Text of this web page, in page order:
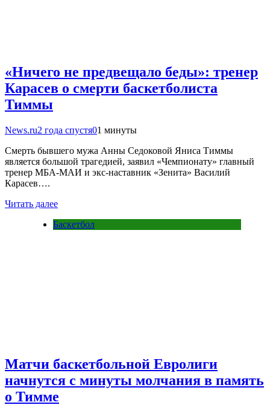
«Ничего не предвещало беды»: тренер
Карасев о смерти баскетболиста
Тиммы
News.ru2 года спустя01 минуты
Смерть бывшего мужа Анны Седоковой Яниса Тиммы
является большой трагедией, заявил «Чемпионату» главный
тренер МБА-МАИ и экс-наставник «Зенита» Василий
Карасев….
Читать далее
Баскетбол
Матчи баскетбольной Евролиги
начнутся с минуты молчания в память
о Тимме